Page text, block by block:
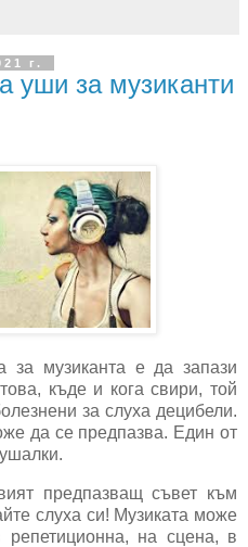
г.
уши за музиканти
за музиканта е да запази
къде и кога свири, той
за слуха децибели.
да се предпазва. Един от
предпазващ съвет към
слуха си! Музиката може
на сцена, в